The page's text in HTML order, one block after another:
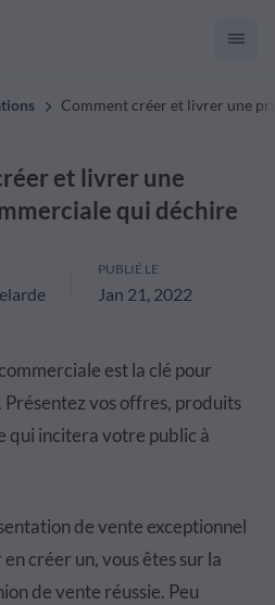
Comment créer et livrer une
et livrer une
qui déchire
PUBLIÉ LE
Jan 21, 2022
est la clé pour
vos offres, produits
qui incitera votre public à
de vente exceptionnel
créer un, vous êtes sur la
de vente réussie. Peu